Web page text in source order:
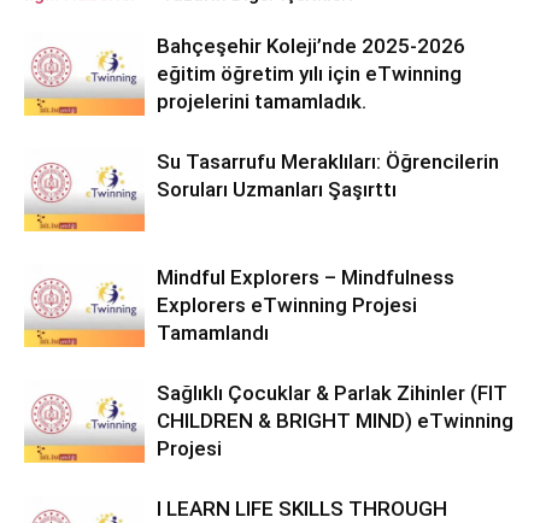
Bahçeşehir Koleji’nde 2025-2026
eğitim öğretim yılı için eTwinning
projelerini tamamladık.
Su Tasarrufu Meraklıları: Öğrencilerin
Soruları Uzmanları Şaşırttı
Mindful Explorers – Mindfulness
Explorers eTwinning Projesi
Tamamlandı
Sağlıklı Çocuklar & Parlak Zihinler (FIT
CHILDREN & BRIGHT MIND) eTwinning
Projesi
I LEARN LIFE SKILLS THROUGH